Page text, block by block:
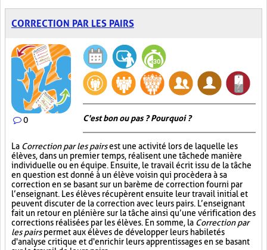
CORRECTION PAR LES PAIRS
0 C'est bon ou pas ? Pourquoi ?
La Correction par les pairsest une activité lors de laquelle les
élèves, dans un premier temps, réalisent une tâche de manière
individuelle ou en équipe. Ensuite, le travail écrit issu de la tâche
en question est donné à un élève voisin qui procèdera à sa
correction en se basant sur un barème de correction fourni par
l’enseignant. Les élèves récupèrent ensuite leur travail initial et
peuvent discuter de la correction avec leurs pairs. L’enseignant
fait un retour en plénière sur la tâche ainsi qu’une vérification des
corrections réalisées par les élèves. En somme, la Correction par
les pairspermet aux élèves de développer leurs habiletés
d'analyse critique et d'enrichir leurs apprentissages en se basant